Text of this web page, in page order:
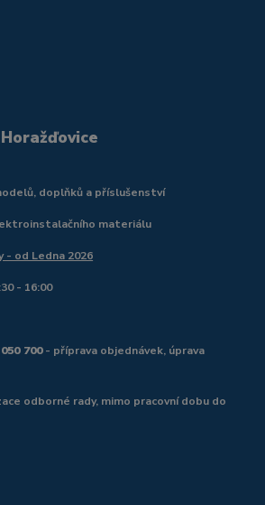
doplňků a příslušenství
materiálu
- od Ledna 2026
- 16:00
700- příprava objednávek, úprava
odborné rady, mimo pracovní dobu do